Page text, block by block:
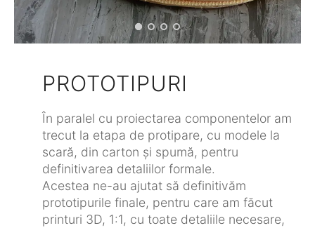
PROTOTIPURI
În paralel cu proiectarea componentelor am
trecut la etapa de protipare, cu modele la
scară, din carton și spumă, pentru
definitivarea detaliilor formale.
Acestea ne-au ajutat să definitivăm
prototipurile finale, pentru care am făcut
printuri 3D, 1:1, cu toate detaliile necesare,